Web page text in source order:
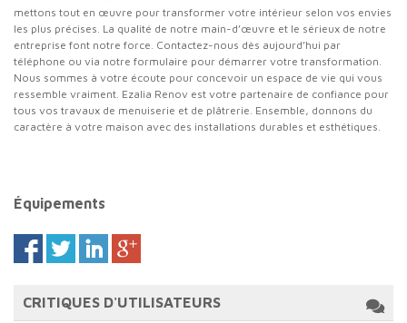
mettons tout en œuvre pour transformer votre intérieur selon vos envies
les plus précises. La qualité de notre main-d’œuvre et le sérieux de notre
entreprise font notre force. Contactez-nous dès aujourd’hui par
téléphone ou via notre formulaire pour démarrer votre transformation.
Nous sommes à votre écoute pour concevoir un espace de vie qui vous
ressemble vraiment. Ezalia Renov est votre partenaire de confiance pour
tous vos travaux de menuiserie et de plâtrerie. Ensemble, donnons du
caractère à votre maison avec des installations durables et esthétiques.
Équipements
CRITIQUES D'UTILISATEURS